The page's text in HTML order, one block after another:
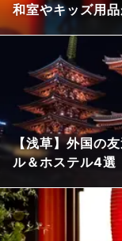
和室やキッズ用
【浅草】外国の
ル＆ホステル4選